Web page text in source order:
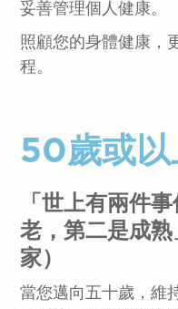
妥善管理個人健康。
照顧您的身體健康，
程。
50歲或以
「世上有兩件
老，第二是成
家）
當您邁向五十歲，維